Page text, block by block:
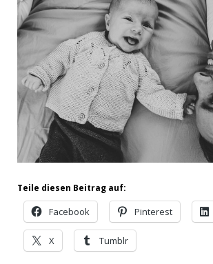
Teile diesen Beitrag auf:
Facebook Pinterest
X Tumblr